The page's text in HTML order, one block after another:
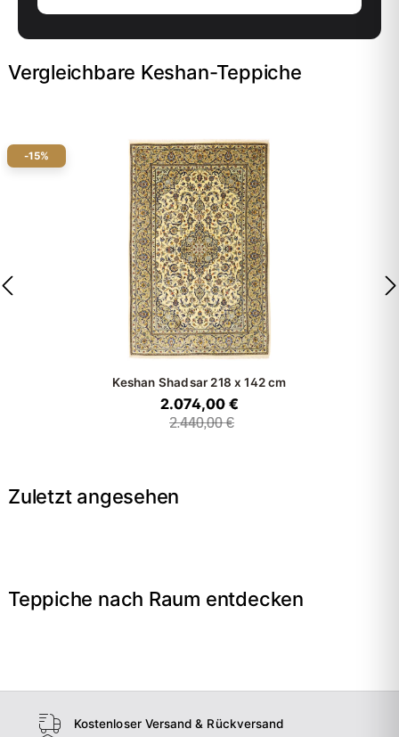
Vergleichbare Keshan-Teppiche
-15%
Keshan Shadsar 218 x 142 cm
2.074,00 €
2.440,00 €
Zuletzt angesehen
Teppiche nach Raum entdecken
Wohnzimmer
Kostenloser Versand & Rückversand